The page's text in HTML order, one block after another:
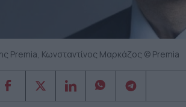
Premia, Κωνσταντίνος Μαρκάζος © Premia